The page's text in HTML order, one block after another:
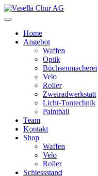
Home
Angebot
Waffen
Optik
Büchsenmacherei
Velo
Roller
Zweiradwerkstatt
Licht-Tontechnik
Paintball
Team
Kontakt
Shop
Waffen
Velo
Roller
Schiessstand